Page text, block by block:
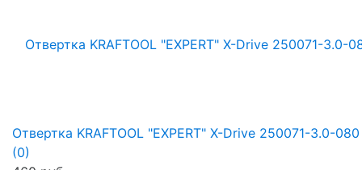
Отвертка KRAFTOOL "EXPERT" X-Drive 250071-3.0-080
(0)